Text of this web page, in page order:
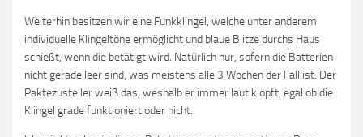
Weiterhin besitzen wir eine Funkklingel, welche unter anderem
individuelle Klingeltöne ermöglicht und blaue Blitze durchs Haus
schießt, wenn die betätigt wird. Natürlich nur, sofern die Batterien
nicht gerade leer sind, was meistens alle 3 Wochen der Fall ist. Der
Paktezusteller weiß das, weshalb er immer laut klopft, egal ob die
Klingel grade funktioniert oder nicht.